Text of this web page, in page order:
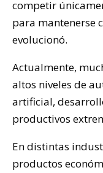
competir
para mantenerse
evolucionó.
Actualmente,
altos niveles de
artificial,
productivos
En distintas
productos